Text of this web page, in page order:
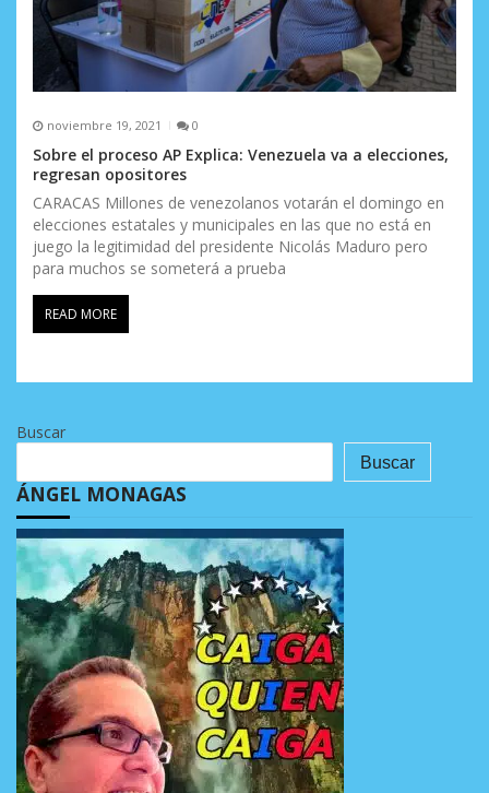
noviembre 19, 2021 0
Sobre el proceso AP Explica: Venezuela va a elecciones,
regresan opositores
CARACAS Millones de venezolanos votarán el domingo en
elecciones estatales y municipales en las que no está en
juego la legitimidad del presidente Nicolás Maduro pero
para muchos se someterá a prueba
READ MORE
Buscar
Buscar
ÁNGEL MONAGAS